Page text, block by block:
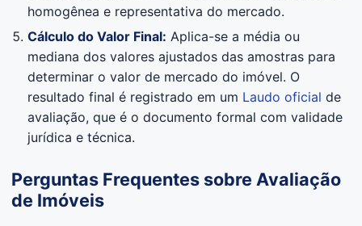
homogênea e representativa do mercado.
Cálculo do Valor Final: Aplica-se a média ou
mediana dos valores ajustados das amostras para
determinar o valor de mercado do imóvel. O
resultado final é registrado em um Laudo oficial de
avaliação, que é o documento formal com validade
jurídica e técnica.
Perguntas Frequentes sobre Avaliação
de Imóveis